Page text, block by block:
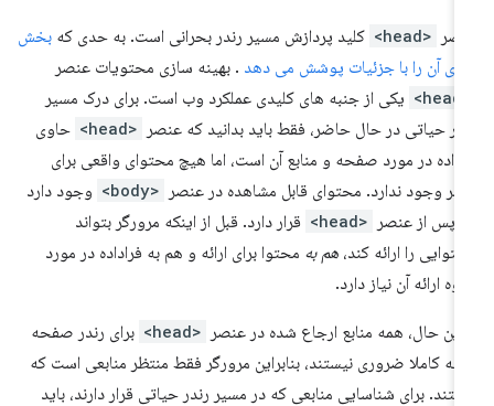
<head> کلید پردازش مسیر رندر بحرانی است. به حدی که بخش
آن را با جزئیات پوشش می دهد . بهینه سازی محتویات عنصر
یکی از جنبه های کلیدی عملکرد وب است. برای درک مسیر
حیاتی در حال حاضر، فقط باید بدانید که عنصر <head>
حاوی
در مورد صفحه و منابع آن است، اما هیچ محتوای واقعی برای
وجود ندارد. محتوای قابل مشاهده در عنصر <body>
وجود دارد
پس از عنصر <head>
قرار دارد. قبل از اینکه مرورگر بتواند
را ارائه کند،هم بهمحتوا برای ارائه و هم به فراداده در مورد
ارائه آن نیاز دارد.
این حال، همه منابع ارجاع شده در عنصر <head>
برای رندر صفحه
کاملا ضروری نیستند، بنابراین مرورگر فقط منتظر منابعی است که
برای شناسایی منابعی که در مسیر رندر حیاتی قرار دارند، باید